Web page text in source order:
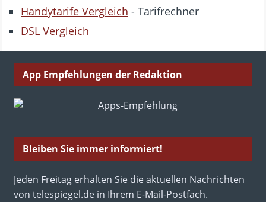
Handytarife Vergleich - Tarifrechner
DSL Vergleich
App Empfehlungen der Redaktion
Bleiben Sie immer informiert!
Jeden Freitag erhalten Sie die aktuellen Nachrichten
von telespiegel.de in Ihrem E-Mail-Postfach.